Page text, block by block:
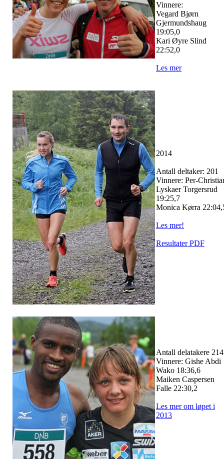
Vinnere:
Vegard Bjørn
Gjermundshaug
19:05,0
Kari Øyre Slind
22:52,0
Les mer
2014
Antall deltaker: 201
Vinnere: Per-
Lyskaer Torgersrud
19:25,7
Monica Kørra
Les mer!
Resultater PDF
Antall delatakere 214
Vinnere: Gishe Abdi
Wako 18:36,6
Maiken Caspersen
Falle 22:30,2
Les mer om løpet i
2013